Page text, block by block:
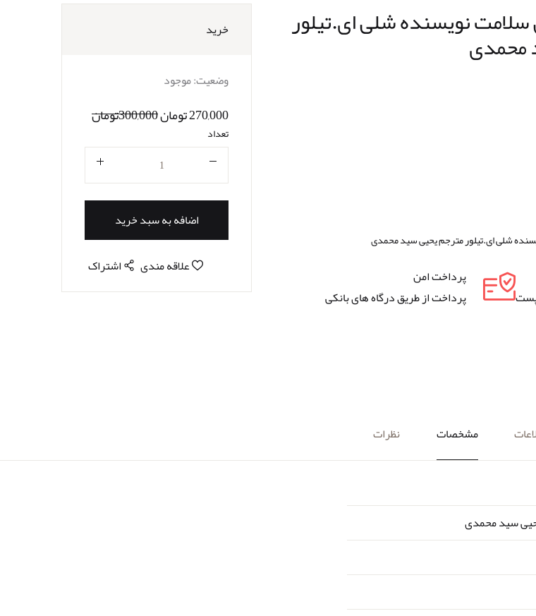
خرید
وضعیت:موجود
270,000 تومان 300,000تومان
تعداد
اضافه به سبد خرید
علاقه مندی اشتراک
نویسنده شلی ای.تیلور
محمدی
پرداخت امن
پرداخت از طریق درگاه های بانکی
مشخصات نظرات
سید محمدی